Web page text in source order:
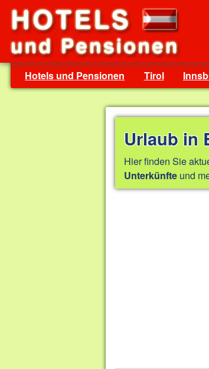
Hotels und Pensionen Tirol
Urlaub in
Hier finden Sie
Unterkünfte und